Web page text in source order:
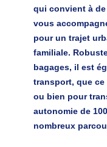
qui convient à
vous
pour un trajet
familiale.
bagages, il est
transport, que
ou bien pour
autonomie de
nombreux